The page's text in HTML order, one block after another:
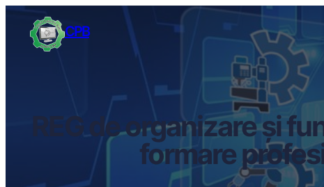
CPB
REG de organizare și
formare